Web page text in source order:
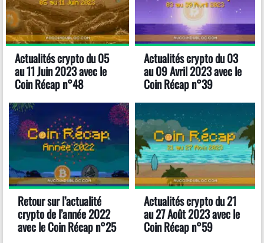
Actualités crypto du 05
au 11 Juin 2023 avec le
Coin Récap n°48
Actualités crypto du 03
au 09 Avril 2023 avec le
Coin Récap n°39
Retour sur l’actualité
crypto de l’année 2022
avec le Coin Récap n°25
Actualités crypto du 21
au 27 Août 2023 avec le
Coin Récap n°59